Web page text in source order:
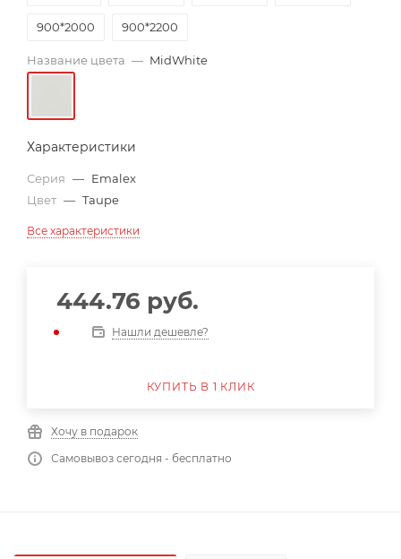
900*2000 900*2200
Название цвета — MidWhite
Характеристики
Серия — Emalex
Цвет — Taupe
Все характеристики
444.76 руб.
Нашли дешевле?
КУПИТЬ В 1 КЛИК
Хочу в подарок
Самовывоз сегодня - бесплатно